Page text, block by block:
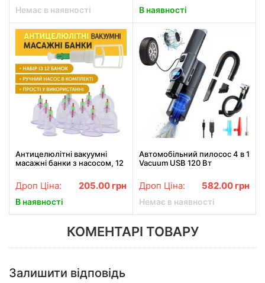
Немає в наявності В наявності
Антицелюлітні вакуумні
масажні банки з насосом, 12
Дроп Ціна: 205.00 грн
В наявності
Автомобільний пилосос 4 в 1
Vacuum USB 120 Вт
компресором для авто LY-
8018
Дроп Ціна: 582.00 грн
Немає в наявності
КОМЕНТАРІ ТОВАРУ
Залишити відповідь